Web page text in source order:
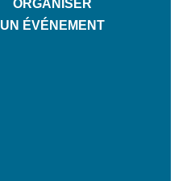
ORGANISER
UN ÉVÉNEMENT